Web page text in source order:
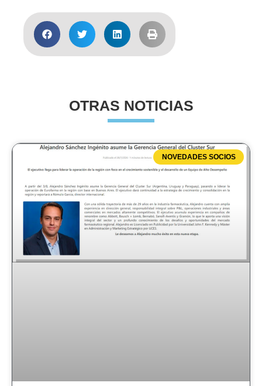
OTRAS NOTICIAS
NOVEDADES SOCIOS